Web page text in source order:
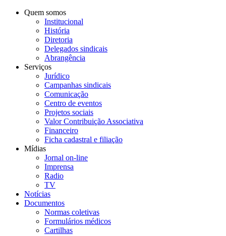
Quem somos
Institucional
História
Diretoria
Delegados sindicais
Abrangência
Serviços
Jurídico
Campanhas sindicais
Comunicação
Centro de eventos
Projetos sociais
Valor Contribuição Associativa
Financeiro
Ficha cadastral e filiação
Mídias
Jornal on-line
Imprensa
Radio
TV
Notícias
Documentos
Normas coletivas
Formulários médicos
Cartilhas